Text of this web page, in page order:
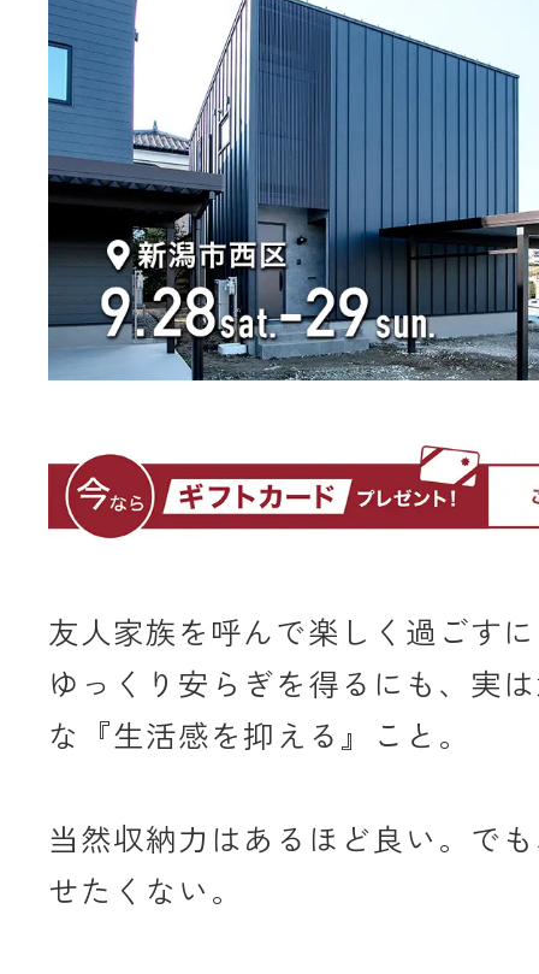
友人家族を呼んで楽しく過ごす
ゆっくり安らぎを得るにも、実
な『生活感を抑える』こと。
当然収納力はあるほど良い。で
せたくない。